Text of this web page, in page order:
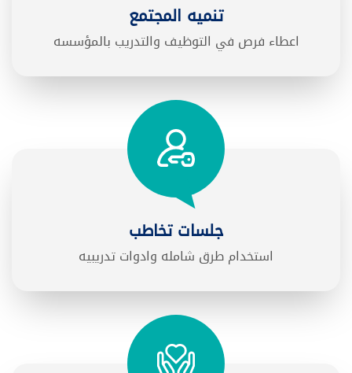
تنميه المجتمع
اعطاء فرص في التوظيف والتدريب بالمؤسسه
جلسات تخاطب
استخدام طرق شامله وادوات تدريبيه